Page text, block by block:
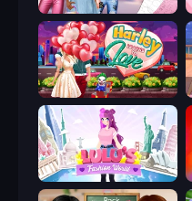
Highschool Mean Girls 3
Harley Learns To Love
Lulu's Fashion World